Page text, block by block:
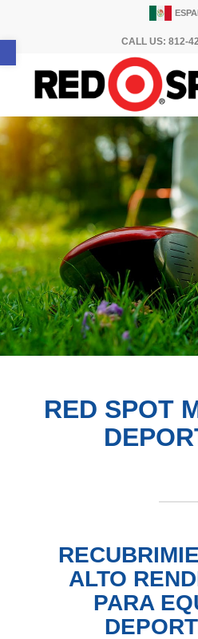
Abrir barra de herramientas
CALL US: 812-
RED SPOT
ALTO
PARA